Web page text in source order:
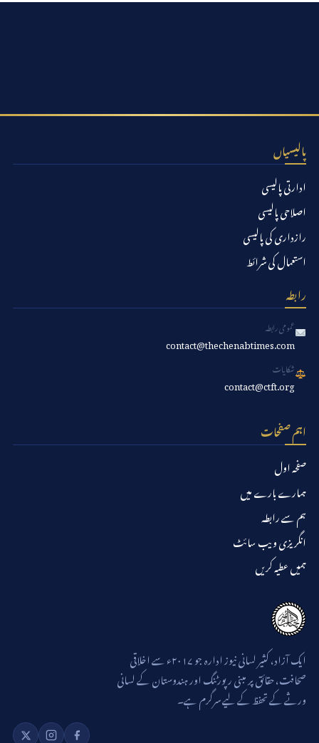
پالیسیاں
ادارتی پالیسی
اصلاحی پالیسی
رازداری کی پالیسی
استعمال کی شرائط
رابطہ
عمومی رابطہ
contact@thechenabtimes.com
شکایات
contact@ctft.org
اہم صفحات
صفحہ اول
ہمارے بارے میں
ہم سے رابطہ
انگریزی ویب سائٹ
ہمیں عطیہ کریں
ایک آزاد، کثیر لسانی نیوز ادارہ جو ۲۰۱۷ء سے اخلاقی
صحافت، حقائق پر مبنی رپورٹنگ اور ہندوستان کے لسانی
ورثے کے تحفظ کے لیے سرگرم ہے۔